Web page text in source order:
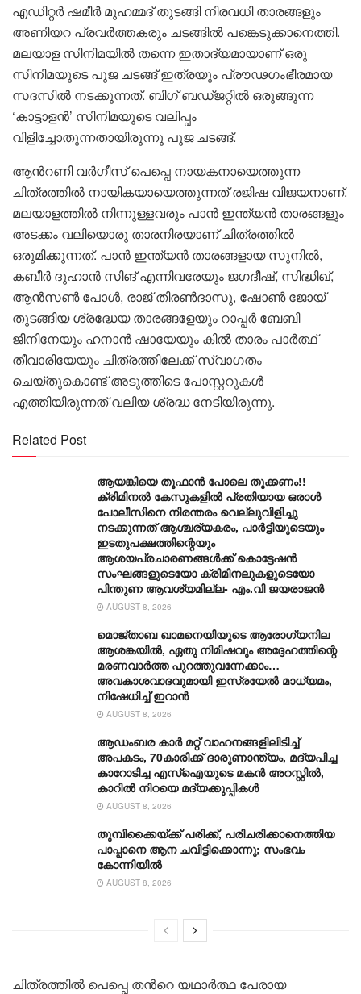
എഡിറ്റർ ഷമീർ മുഹമ്മദ് തുടങ്ങി നിരവധി താരങ്ങളും
അണിയറ പ്രവർത്തകരും ചടങ്ങിൽ പങ്കെടുക്കാനെത്തി.
മലയാള സിനിമയിൽ തന്നെ ഇതാദ്യമായാണ് ഒരു
സിനിമയുടെ പൂജ ചടങ്ങ് ഇത്രയും പ്രൗഢഗംഭീരമായ
സദസിൽ നടക്കുന്നത്. ബിഗ് ബഡ്ജറ്റിൽ ഒരുങ്ങുന്ന
‘കാട്ടാളൻ’ സിനിമയുടെ വലിപ്പം
വിളിച്ചോതുന്നതായിരുന്നു പൂജ ചടങ്ങ്.
ആൻറണി വർഗീസ് പെപ്പെ നായകനായെത്തുന്ന
ചിത്രത്തിൽ നായികയായെത്തുന്നത് രജിഷ വിജയനാണ്.
മലയാളത്തിൽ നിന്നുള്ളവരും പാൻ ഇന്ത്യൻ താരങ്ങളും
അടക്കം വലിയൊരു താരനിരയാണ് ചിത്രത്തിൽ
ഒരുമിക്കുന്നത്. പാൻ ഇന്ത്യൻ താരങ്ങളായ സുനിൽ,
കബീർ ദുഹാൻ സിങ് എന്നിവരേയും ജഗദീഷ്, സിദ്ധിഖ്,
ആൻസൺ പോൾ, രാജ് തിരൺദാസു, ഷോൺ ജോയ്
തുടങ്ങിയ ശ്രദ്ധേയ താരങ്ങളേയും റാപ്പർ ബേബി
ജീനിനേയും ഹനാൻ ഷായേയും കിൽ താരം പാർത്ഥ്
തീവാരിയേയും ചിത്രത്തിലേക്ക് സ്വാഗതം
ചെയ്തുകൊണ്ട് അടുത്തിടെ പോസ്റ്ററുകൾ
എത്തിയിരുന്നത് വലിയ ശ്രദ്ധ നേടിയിരുന്നു.
Related Post
ആയങ്കിയെ തൂഫാൻ പോലെ തൂക്കണം!!
ക്രിമിനൽ കേസുകളിൽ പ്രതിയായ ഒരാൾ
പോലീസിനെ നിരന്തരം വെല്ലുവിളിച്ചു
നടക്കുന്നത് ആശ്ചര്യകരം, പാർട്ടിയുടെയും
ഇടതുപക്ഷത്തിന്റെയും
ആശയപ്രചാരണങ്ങൾക്ക് കൊട്ടേഷൻ
സംഘങ്ങളുടെയോ ക്രിമിനലുകളുടെയോ
പിന്തുണ ആവശ്യമില്ല- എം.വി ജയരാജൻ
AUGUST 8, 2026
മൊജ്താബ ഖാമനെയിയുടെ ആരോ​ഗ്യനില
ആശങ്കയിൽ, ഏതു നിമിഷവും അദ്ദേഹത്തിന്റെ
മരണവാർത്ത പുറത്തുവന്നേക്കാം…
അവകാശവാദവുമായി ഇസ്രയേൽ മാധ്യമം,
നിഷേധിച്ച് ഇറാൻ
AUGUST 8, 2026
ആഡംബര കാര്‍ മറ്റ് വാഹനങ്ങളിലിടിച്ച്
അപകടം, 70കാരിക്ക് ദാരുണാന്ത്യം, മദ്യപിച്ച
കാറോടിച്ച എസ്ഐയുടെ മകന്‍ അറസ്റ്റില്‍,
കാറില്‍ നിറയെ മദ്യക്കുപ്പികള്‍
AUGUST 8, 2026
തുമ്പിക്കൈയ്ക്ക് പരിക്ക്, പരിചരിക്കാനെത്തിയ
പാപ്പാനെ ആന ചവിട്ടിക്കൊന്നു; സംഭവം
കോന്നിയിൽ
AUGUST 8, 2026
ചിത്രത്തിൽ പെപ്പെ തൻറെ യഥാർത്ഥ പേരായ